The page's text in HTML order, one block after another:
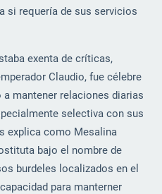
si requería de sus servicios
exenta de críticas,
Claudio, fue célebre
mantener relaciones diarias
selectiva con sus
explica como Mesalina
bajo el nombre de
burdeles localizados en el
para manterner